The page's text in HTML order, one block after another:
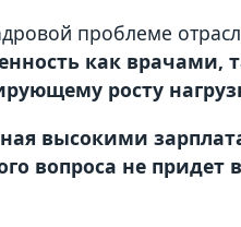
проблеме
как
росту
высокими
вопроса не придет